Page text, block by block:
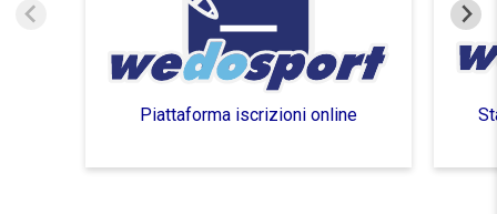
Piattaforma iscrizioni online